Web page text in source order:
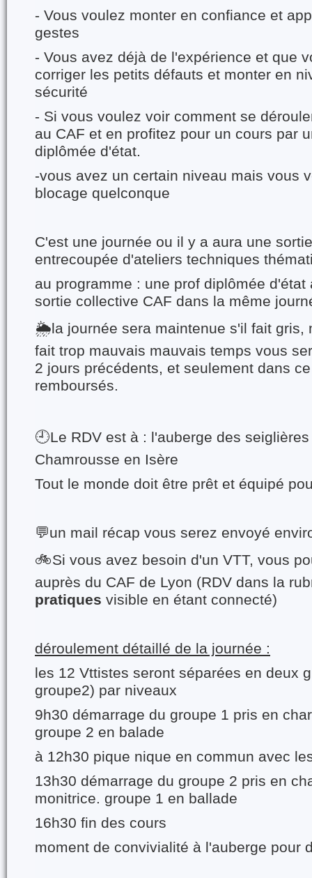
- Vous voulez monter en confiance et
gestes
- Vous avez déjà de l'expérience et que
corriger les petits défauts et monter en
sécurité
- Si vous voulez voir comment se
au CAF et en profitez pour un cours par
diplômée d'état.
-vous avez un certain niveau mais vous
blocage quelconque
C'est une journée ou il y a aura une
entrecoupée d'ateliers techniques
au programme : une prof diplômée d'état
sortie collective CAF dans la même
🌦️la journée sera maintenue s'il fait gris,
fait trop mauvais mauvais temps vous
2 jours précédents, et seulement dans
remboursés.
🕘Le RDV est à : l'auberge des
Chamrousse en Isère
Tout le monde doit être prêt et équipé
💬un mail récap vous serez envoyé
🚲Si vous avez besoin d'un VTT, vous
auprès du CAF de Lyon (RDV dans la
pratiques visible en étant connecté)
déroulement détaillé de la journée :
les 12 Vttistes seront séparées en deux
groupe2) par niveaux
9h30 démarrage du groupe 1 pris en
groupe 2 en balade
à 12h30 pique nique en commun avec
13h30 démarrage du groupe 2 pris en
monitrice. groupe 1 en ballade
16h30 fin des cours
moment de convivialité à l'auberge pour